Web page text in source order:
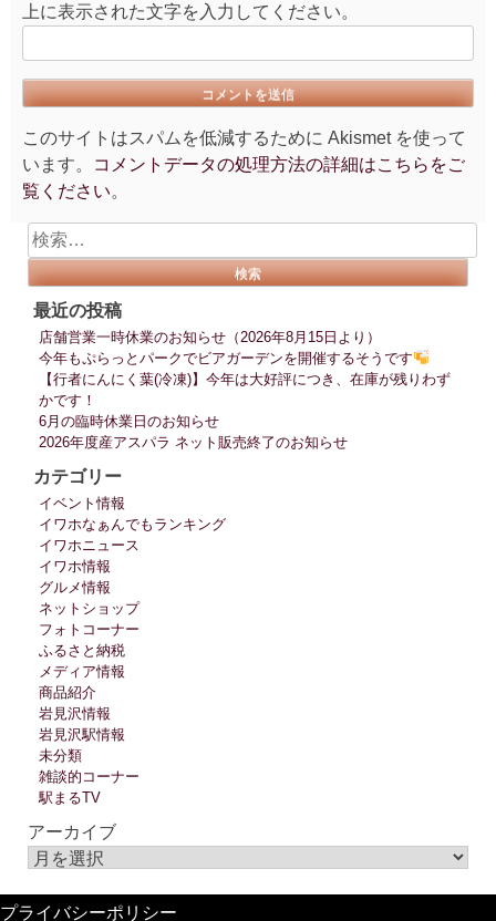
上に表示された文字を入力してください。
このサイトはスパムを低減するために Akismet を使って
います。
コメントデータの処理方法の詳細はこちらをご
覧ください。
検
索:
最近の投稿
店舗営業一時休業のお知らせ（2026年8月15日より）
今年もぷらっとパークでビアガーデンを開催するそうです
【行者にんにく葉(冷凍)】今年は大好評につき、在庫が残りわず
かです！
6月の臨時休業日のお知らせ
2026年度産アスパラ ネット販売終了のお知らせ
カテゴリー
イベント情報
イワホなぁんでもランキング
イワホニュース
イワホ情報
グルメ情報
ネットショップ
フォトコーナー
ふるさと納税
メディア情報
商品紹介
岩見沢情報
岩見沢駅情報
未分類
雑談的コーナー
駅まるTV
アーカイブ
プライバシーポリシー